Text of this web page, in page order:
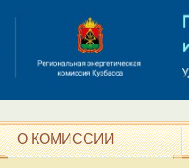
О КОМИССИИ